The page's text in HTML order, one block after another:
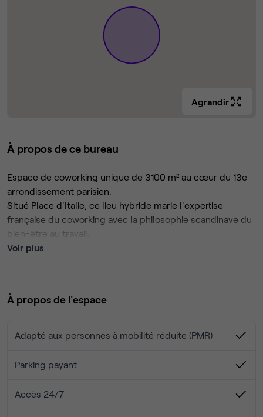
Agrandir
À propos de ce bureau
Espace de coworking unique de 3100 m² au cœur du 13e
arrondissement parisien.
Situé Place d'Italie, ce lieu hybride marie l'expertise
française du coworking avec la philosophie scandinave du
bien-être au travail.
Avec ses 9 salles de réunion équipées, ses 14 phone
stimulant accueille une communauté dynamique de
flexibilité et d'inspiration dans le sud parisien.
Voir plus
À propos de l'espace
Adapté aux personnes à mobilité réduite (PMR)
Parking payant
Accès 24/7